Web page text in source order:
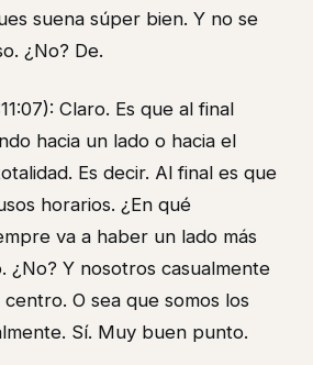
suena súper bien. Y no se
¿No? De.
Claro. Es que al final
hacia un lado o hacia el
Es decir. Al final es que
horarios. ¿En qué
va a haber un lado más
¿No? Y nosotros casualmente
O sea que somos los
Sí. Muy buen punto.